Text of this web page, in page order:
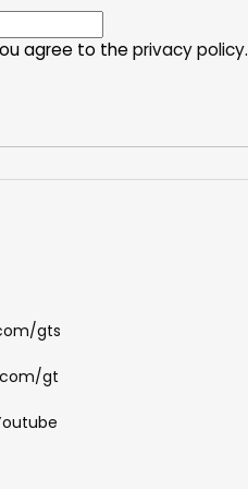
agree to theprivacy policy.
gts
gt